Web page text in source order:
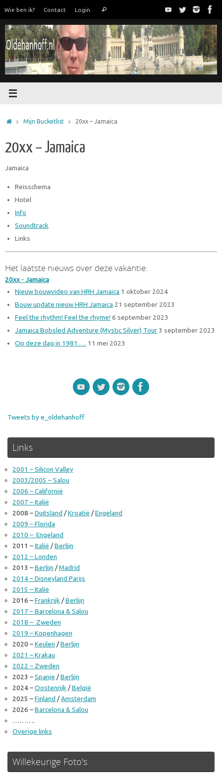
de
inhoud
Wie ben ik? Contact Login Zoeken
HomeMijn Bucketlist 20xx – Jamaica
20xx – Jamaica
Jamaica
Reisschema
Hotel
Info
Soundtrack
Links
Het laatste nieuws over deze vakantie:
20xx - Jamaica
Nieuw bouwvideo van HRH Jamaica 1 oktober 2024
Bouw update nieuw HRH Jamaica 21 september 2023
Feel the rhythm! Feel the rhyme! 6 september 2023
Jamaica Bobsled Adventure (Mystic Silver) Tour 3 september 2023
Op deze dag in 1981…. 11 mei 2023
Tweets by e_oldehanhoff
Links
2001 – Silicon Valley
2003/2005 – Salou
2006 – Californië
2007 – Italië
2008 –Duitsland /Kroatië /Engeland
2009 – Florida
2010 – Engeland
2011 –Italië /Berlijn
2012 – Londen
2013 –Berlijn /Madrid
2014 – Disneyland Parijs
2015 – Italië
2016 –Frankrijk /Berlijn
2017 – Barcelona & Salou
2018 – Zweden
2019 – Kopenhagen
2020 –Keulen /Berlijn
2021 – Krakau
2022 – Zweden
2023 –Spanje /Berlijn
2024 –Oostenrijk /België
2025 –Finland /Amsterdam
2026 –Barcelona & Salou
……….
Overige links
Willekeurige Foto's